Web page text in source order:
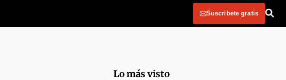
Suscribete gratis
Lo más visto